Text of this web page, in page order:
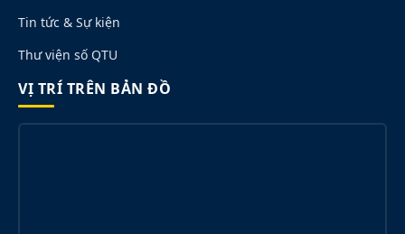
Tin tức & Sự kiện
Thư viện số QTU
VỊ TRÍ TRÊN BẢN ĐỒ